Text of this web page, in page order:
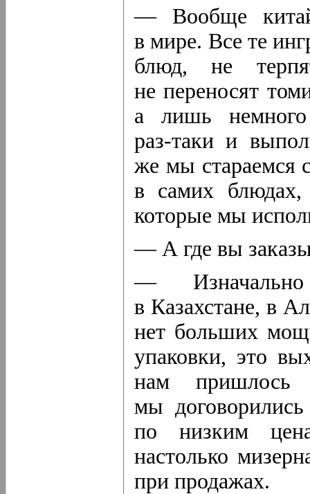
— Вообще
в мире. Все те
блюд, не
не переносят
а лишь
раз-таки и
же мы стараемся
в самих
которые мы
— А где вы
—
в Казахстане, в
нет больших
упаковки, это
нам пришлось
мы
по низким
настолько
при продажах.